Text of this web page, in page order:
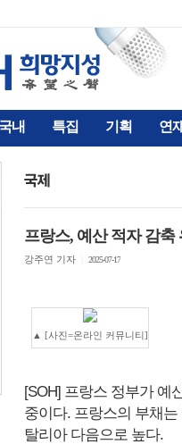
내 특집 기획 연
프랑스, 예산 적자 감축
강주연 기자 2025-07-17
▲ [사진=온라인 커뮤니티]
[SOH] 프랑스 정부가 예
중이다. 프랑스의 부채
탈리아 다음으로 높다.